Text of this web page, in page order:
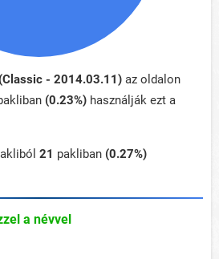
(Classic - 2014.03.11) az oldalon
(0.23%) használják ezt a
21 pakliban (0.27%)
a névvel